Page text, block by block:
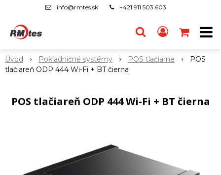
info@rmtes.sk +421 911 503 603
Úvod Pokladničné systémy POS tlačiarne
POS
tlačiareň ODP 444 Wi-Fi + BT čierna
POS tlačiareň ODP 444 Wi-Fi + BT čierna